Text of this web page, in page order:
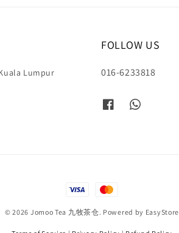
Lumpur
FOLLOW US
016-6233818
© 2026 Jomoo Tea 九牧茶仓. Powered by EasyStore